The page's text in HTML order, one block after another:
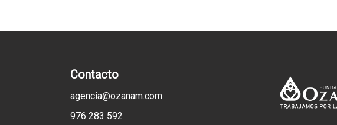
Contacto
agencia@ozanam.com
976 283 592